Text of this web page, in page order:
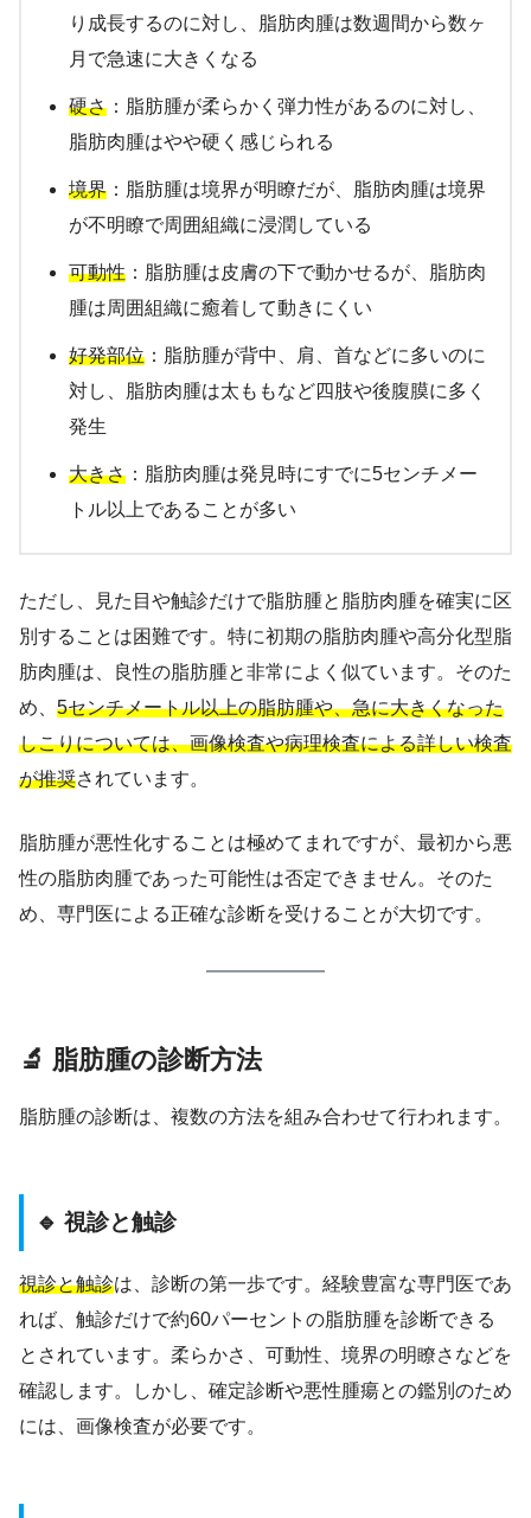
り成長するのに対し、脂肪肉腫は数週間から数ヶ
月で急速に大きくなる
硬さ ：脂肪腫が柔らかく弾力性があるのに対し、
脂肪肉腫はやや硬く感じられる
境界 ：脂肪腫は境界が明瞭だが、脂肪肉腫は境界
が不明瞭で周囲組織に浸潤している
可動性 ：脂肪腫は皮膚の下で動かせるが、脂肪肉
腫は周囲組織に癒着して動きにくい
好発部位 ：脂肪腫が背中、肩、首などに多いのに
対し、脂肪肉腫は太ももなど四肢や後腹膜に多く
発生
大きさ ：脂肪肉腫は発見時にすでに5センチメー
トル以上であることが多い
ただし、見た目や触診だけで脂肪腫と脂肪肉腫を確実に区
別することは困難です。特に初期の脂肪肉腫や高分化型脂
肪肉腫は、良性の脂肪腫と非常によく似ています。そのた
め、 5センチメートル以上の脂肪腫や、急に大きくなった
しこりについては、画像検査や病理検査による詳しい検査
が推奨されています。
脂肪腫が悪性化することは極めてまれですが、最初から悪
性の脂肪肉腫であった可能性は否定できません。そのた
め、専門医による正確な診断を受けることが大切です。
🔬 脂肪腫の診断方法
脂肪腫の診断は、複数の方法を組み合わせて行われます。
🔹 視診と触診
視診と触診は、診断の第一歩です。経験豊富な専門医であ
れば、触診だけで約60パーセントの脂肪腫を診断できる
とされています。柔らかさ、可動性、境界の明瞭さなどを
確認します。しかし、確定診断や悪性腫瘍との鑑別のため
には、画像検査が必要です。